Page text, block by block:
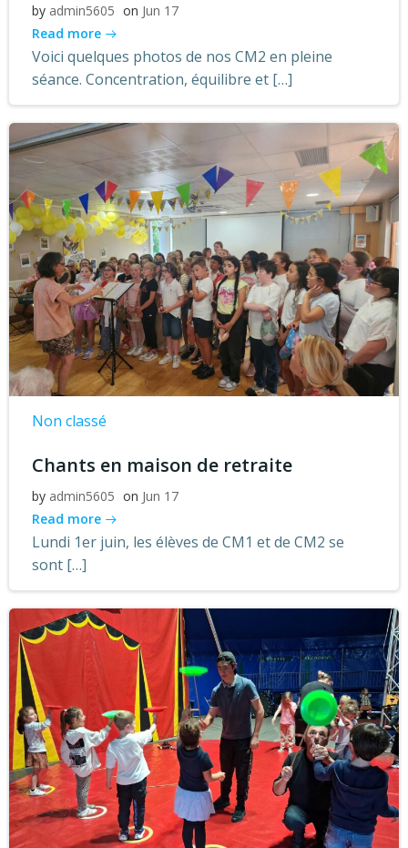
by admin5605 on Jun 17
Read more
Voici quelques photos de nos CM2 en pleine
séance. Concentration, équilibre et […]
Non classé
Chants en maison de retraite
by admin5605 on Jun 17
Read more
Lundi 1er juin, les élèves de CM1 et de CM2 se
sont […]